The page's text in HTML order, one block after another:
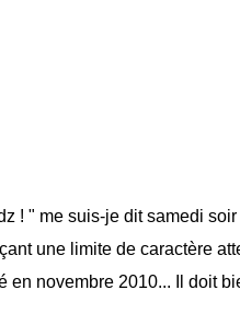
! " me suis-je dit samedi
une limite de caractère
en novembre 2010... Il doit